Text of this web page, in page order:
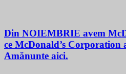
Din NOIEMBRIE avem
ce McDonald’s Corporation
Amănunte aici.